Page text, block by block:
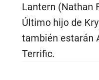
Lantern (Nathan
Último hijo de
también estarán
Terrific.